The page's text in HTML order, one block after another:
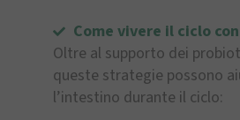
Come vivere il ciclo
Oltre al supporto dei
queste strategie possono
l’intestino durante il ciclo: